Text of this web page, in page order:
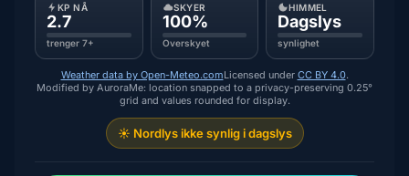
KP NÅ
2.7
trenger 7+
SKYER
100%
Overskyet
HIMMEL
Dagslys
synlighet
Weather data by Open-Meteo.comLicensed under CC BY 4.0.
Modified by AuroraMe: location snapped to a privacy-preserving 0.25°
grid and values rounded for display.
☀️ Nordlys ikke synlig i dagslys